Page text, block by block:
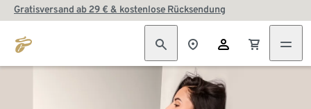
Gratisversand ab 29 € & kostenlose Rücksendung